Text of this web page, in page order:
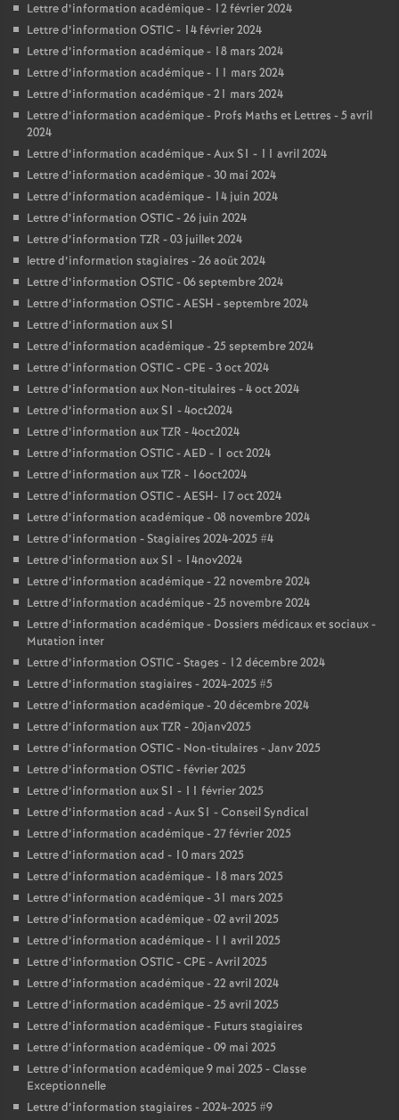
Lettre d’information académique - 12 février 2024
Lettre d’information OSTIC - 14 février 2024
Lettre d’information académique - 18 mars 2024
Lettre d’information académique - 11 mars 2024
Lettre d’information académique - 21 mars 2024
Lettre d’information académique - Profs Maths et Lettres - 5 avril
2024
Lettre d’information académique - Aux S1 - 11 avril 2024
Lettre d’information académique - 30 mai 2024
Lettre d’information académique - 14 juin 2024
Lettre d’information OSTIC - 26 juin 2024
Lettre d’information TZR - 03 juillet 2024
lettre d’information stagiaires - 26 août 2024
Lettre d’information OSTIC - 06 septembre 2024
Lettre d’information OSTIC - AESH - septembre 2024
Lettre d’information aux S1
Lettre d’information académique - 25 septembre 2024
Lettre d’information OSTIC - CPE - 3 oct 2024
Lettre d’information aux Non-titulaires - 4 oct 2024
Lettre d’information aux S1 - 4oct2024
Lettre d’information aux TZR - 4oct2024
Lettre d’information OSTIC - AED - 1 oct 2024
Lettre d’information aux TZR - 16oct2024
Lettre d’information OSTIC - AESH- 17 oct 2024
Lettre d’information académique - 08 novembre 2024
Lettre d’information - Stagiaires 2024-2025 #4
Lettre d’information aux S1 - 14nov2024
Lettre d’information académique - 22 novembre 2024
Lettre d’information académique - 25 novembre 2024
Lettre d’information académique - Dossiers médicaux et sociaux -
Mutation inter
Lettre d’information OSTIC - Stages - 12 décembre 2024
Lettre d’information stagiaires - 2024-2025 #5
Lettre d’information académique - 20 décembre 2024
Lettre d’information aux TZR - 20janv2025
Lettre d’information OSTIC - Non-titulaires - Janv 2025
Lettre d’information OSTIC - février 2025
Lettre d’information aux S1 - 11 février 2025
Lettre d’information acad - Aux S1 - Conseil Syndical
Lettre d’information académique - 27 février 2025
Lettre d’information acad - 10 mars 2025
Lettre d’information académique - 18 mars 2025
Lettre d’information académique - 31 mars 2025
Lettre d’information académique - 02 avril 2025
Lettre d’information académique - 11 avril 2025
Lettre d’information OSTIC - CPE - Avril 2025
Lettre d’information académique - 22 avril 2024
Lettre d’information académique - 25 avril 2025
Lettre d’information académique - Futurs stagiaires
Lettre d’information académique - 09 mai 2025
Lettre d’information académique 9 mai 2025 - Classe
Exceptionnelle
Lettre d’information stagiaires - 2024-2025 #9